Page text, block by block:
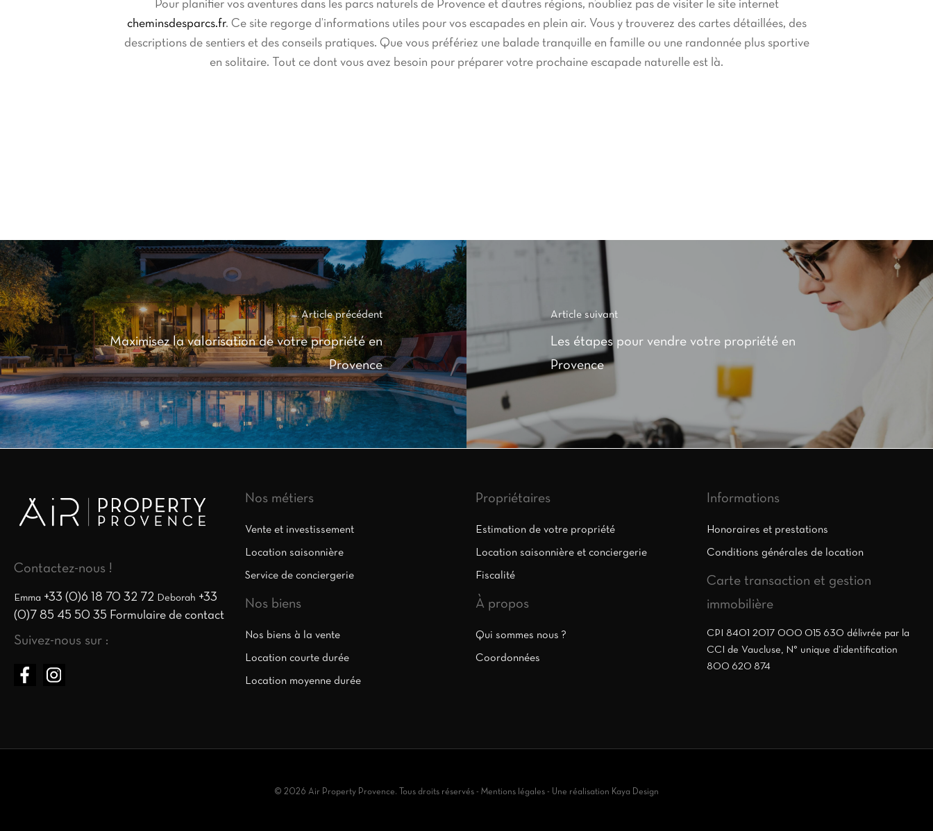
Pour planifier vos aventures dans les parcs naturels de Provence et d’autres régions, n’oubliez pas de visiter le site internet
cheminsdesparcs.fr. Ce site regorge d’informations utiles pour vos escapades en plein air. Vous y trouverez des cartes détaillées, des
descriptions de sentiers et des conseils pratiques. Que vous préfériez une balade tranquille en famille ou une randonnée plus sportive
en solitaire. Tout ce dont vous avez besoin pour préparer votre prochaine escapade naturelle est là.
Article précédent
Maximisez la valorisation de votre propriété en
Provence
Article suivant
Les étapes pour vendre votre propriété en
Provence
Contactez-nous !
Emma +33 (0)6 18 70 32 72 Deborah +33
(0)7 85 45 50 35 Formulaire de contact
Suivez-nous sur :
Nos métiers
Vente et investissement
Location saisonnière
Service de conciergerie
Nos biens
Nos biens à la vente
Location courte durée
Location moyenne durée
Propriétaires
Estimation de votre propriété
Location saisonnière et conciergerie
Fiscalité
À propos
Qui sommes nous ?
Coordonnées
Informations
Honoraires et prestations
Conditions générales de location
Carte transaction et gestion
immobilière
CPI 8401 2017 000 015 630 délivrée par la
CCI de Vaucluse, N° unique d’identification
800 620 874
© 2026 Air Property Provence. Tous droits réservés - Mentions légales- Une réalisation Kaya Design